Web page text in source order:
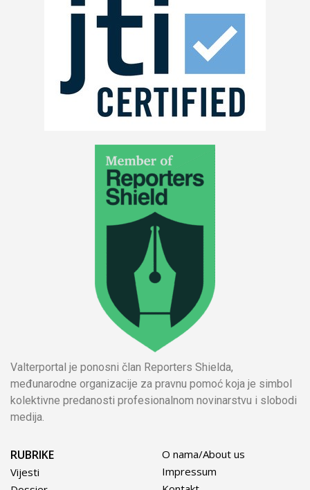
Valterportal je ponosni član Reporters Shielda,
međunarodne organizacije za pravnu pomoć koja je simbol
kolektivne predanosti profesionalnom novinarstvu i slobodi
medija.
RUBRIKE
Vijesti
O nama/About us
Impressum